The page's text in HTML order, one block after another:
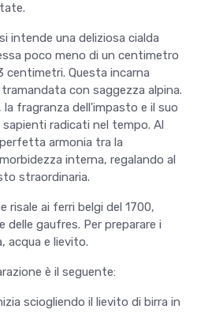
intende una deliziosa cialda
poco meno di un centimetro
Questa incarna
con saggezza alpina.
la fragranza dell'impasto e il suo
radicati nel tempo. Al
armonia tra la
interna, regalando al
straordinaria.
risale ai ferri belgi del 1700,
delle gaufres. Per preparare i
acqua e lievito.
è il seguente:
sciogliendo il lievito di birra in